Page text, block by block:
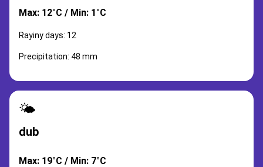
Max: 12°C / Min: 1°C
Rayiny days: 12
Precipitation: 48 mm
🌤️
dub
Max: 19°C / Min: 7°C